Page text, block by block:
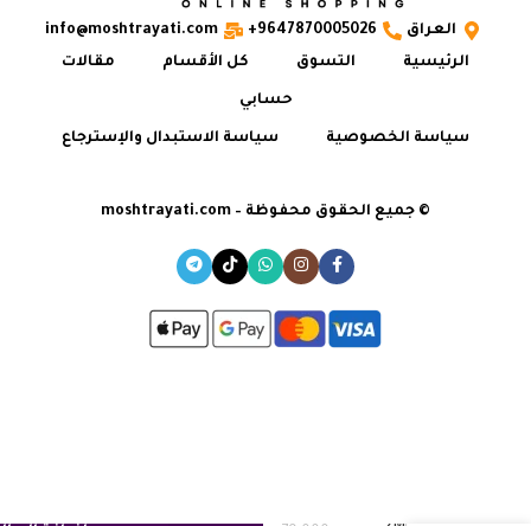
العراق 9647870005026+
info@moshtrayati.com
الرئيسية
التسوق كل الأقسام مقالات
حسابي
سياسة الخصوصية سياسة الاستبدال والإسترجاع
© جميع الحقوق محفوظة – moshtrayati.com